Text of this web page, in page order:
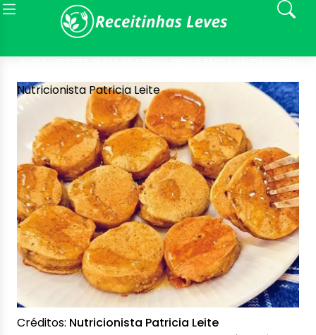
Nutricionista Patricia Leite
Créditos: Nutricionista Patricia Leite